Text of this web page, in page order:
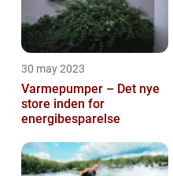
30 may 2023
Varmepumper – Det nye
store inden for
energibesparelse